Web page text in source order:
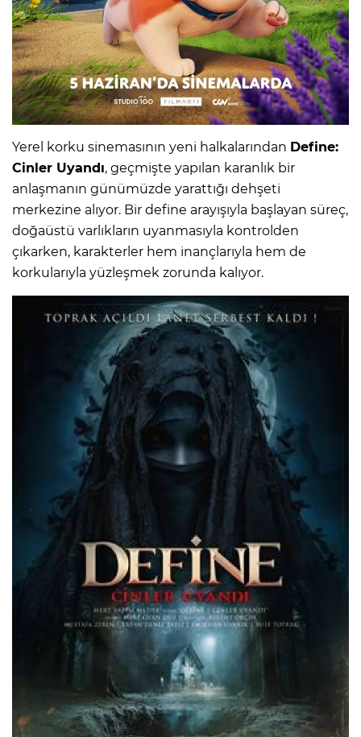
Yerel korku sinemasının yeni halkalarından Define:
Cinler Uyandı, geçmişte yapılan karanlık bir
anlaşmanın günümüzde yarattığı dehşeti
merkezine alıyor. Bir define arayışıyla başlayan süreç,
doğaüstü varlıkların uyanmasıyla kontrolden
çıkarken, karakterler hem inançlarıyla hem de
korkularıyla yüzleşmek zorunda kalıyor.